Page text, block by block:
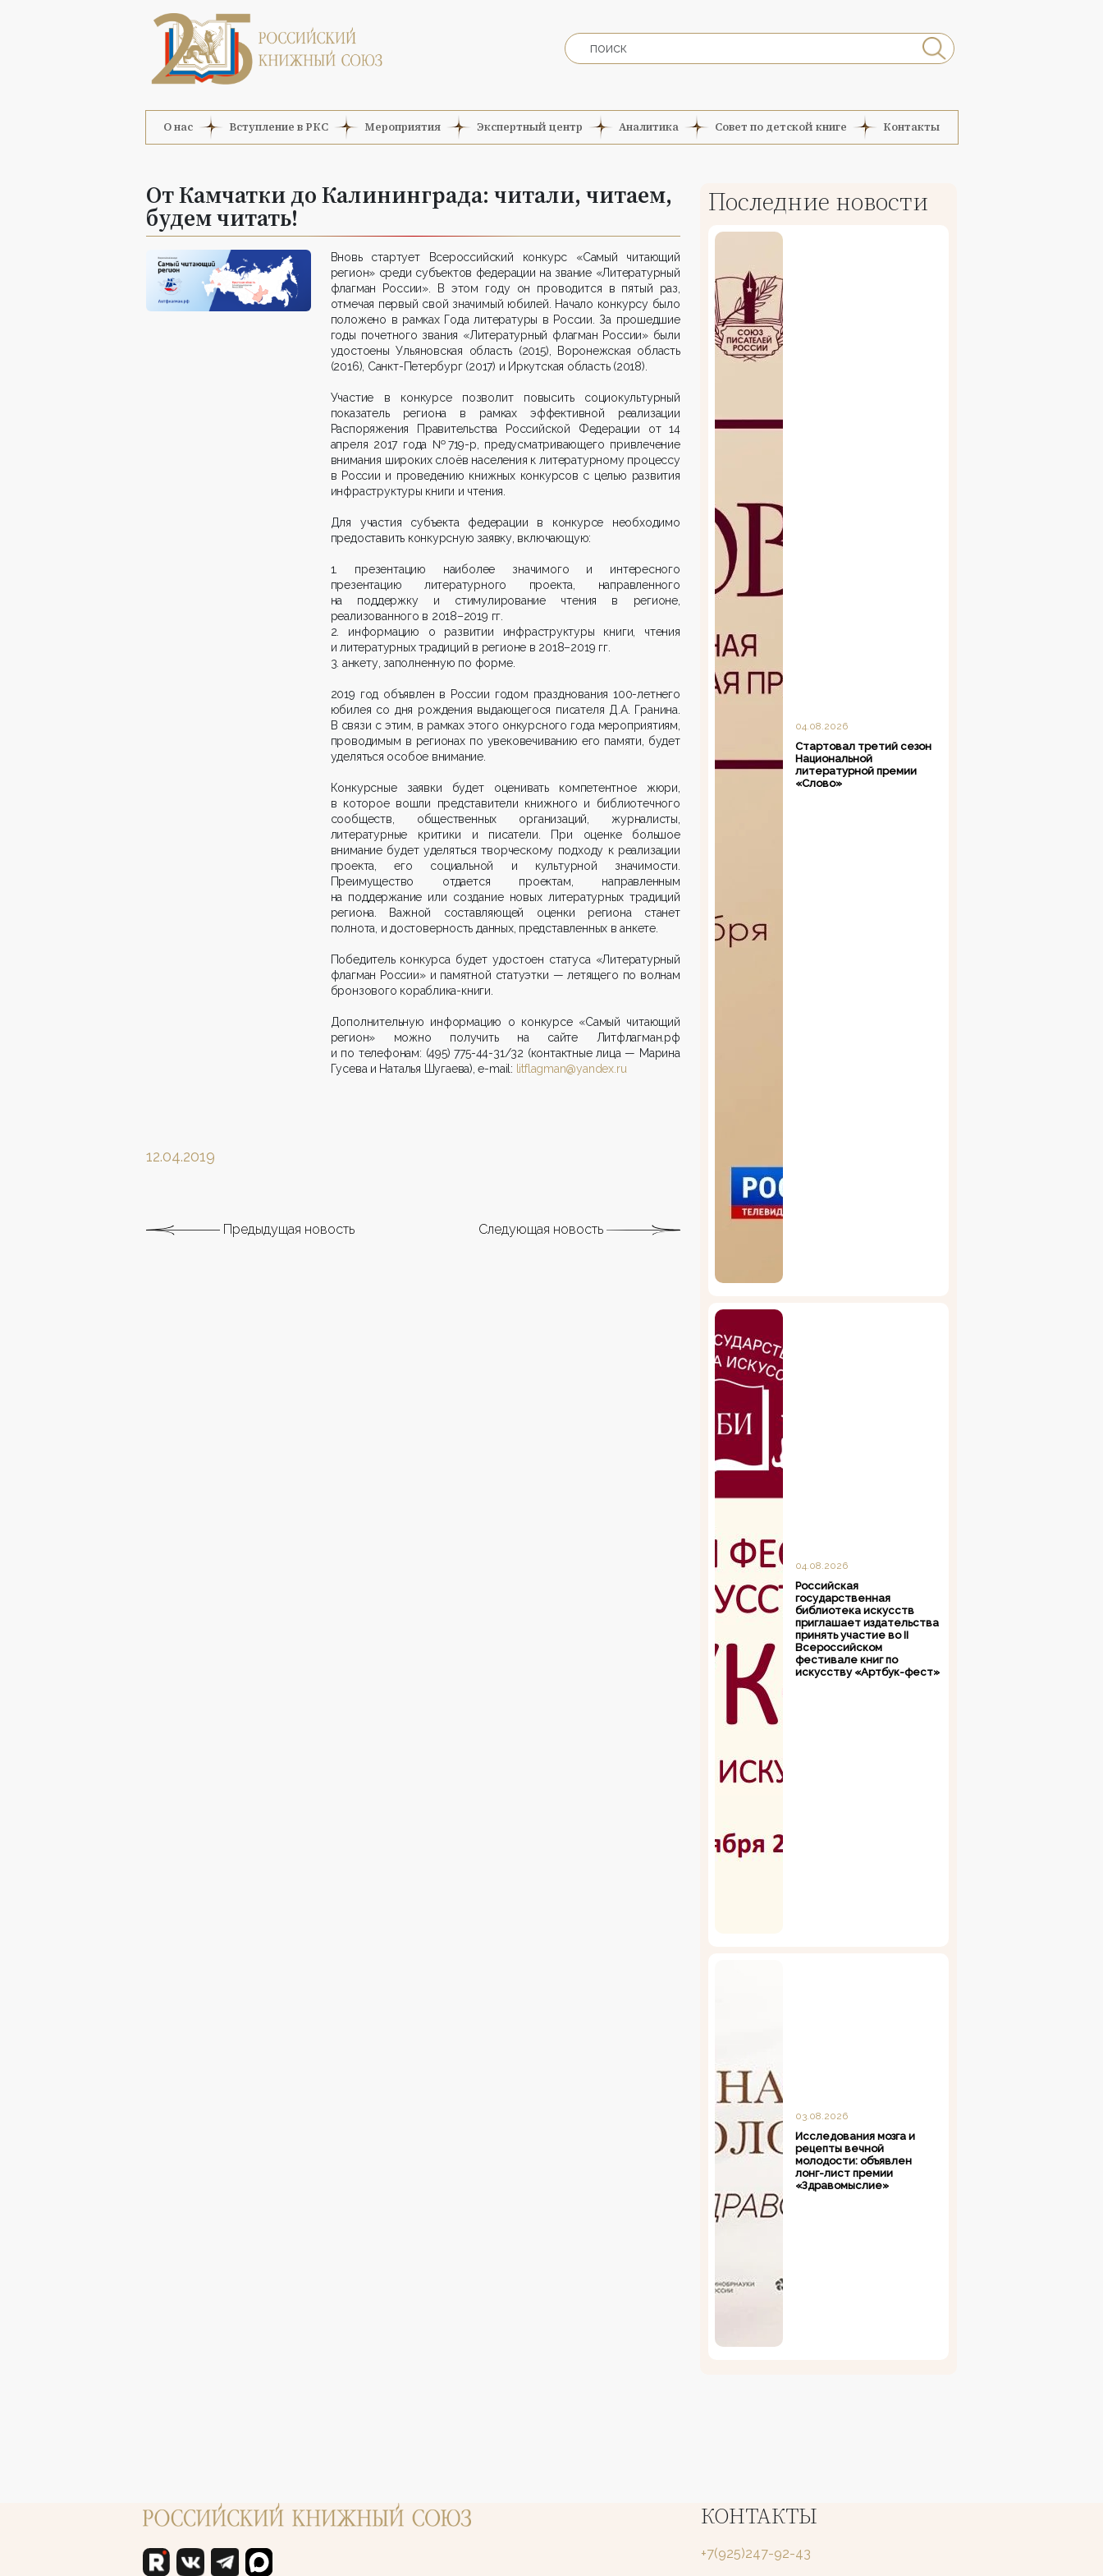
О нас Вступление в РКС Мероприятия Экспертный центр Аналитика Совет по детской книге Контакты
От Камчатки до Калининграда: читали, читаем,
будем читать!
Вновь стартует Всероссийский конкурс «Самый читающий
регион» среди субъектов федерации на звание «Литературный
флагман России». В этом году он проводится в пятый раз,
отмечая первый свой значимый юбилей. Начало конкурсу было
положено в рамках Года литературы в России. За прошедшие
годы почетного звания «Литературный флагман России» были
удостоены Ульяновская область (2015), Воронежская область
(2016), Санкт-Петербург (2017) и Иркутская область (2018).
Участие в конкурсе позволит повысить социокультурный
показатель региона в рамках эффективной реализации
Распоряжения Правительства Российской Федерации от 14
апреля 2017 года №719-р, предусматривающего привлечение
внимания широких слоёв населения к литературному процессу
в России и проведению книжных конкурсов с целью развития
инфраструктуры книги и чтения.
Для участия субъекта федерации в конкурсе необходимо
предоставить конкурсную заявку, включающую:
1. презентацию наиболее значимого и интересного
презентацию литературного проекта, направленного
на поддержку и стимулирование чтения в регионе,
реализованного в 2018–2019 гг.
2. информацию о развитии инфраструктуры книги, чтения
и литературных традиций в регионе в 2018–2019 гг.
3. анкету, заполненную по форме.
2019 год объявлен в России годом празднования 100-летнего
юбилея со дня рождения выдающегося писателя Д.А. Гранина.
В связи с этим, в рамках этого онкурсного года мероприятиям,
проводимым в регионах по увековечиванию его памяти, будет
уделяться особое внимание.
Конкурсные заявки будет оценивать компетентное жюри,
в которое вошли представители книжного и библиотечного
сообществ, общественных организаций, журналисты,
литературные критики и писатели. При оценке большое
внимание будет уделяться творческому подходу к реализации
проекта, его социальной и культурной значимости.
Преимущество отдается проектам, направленным
на поддержание или создание новых литературных традиций
региона. Важной составляющей оценки региона станет
полнота, и достоверность данных, представленных в анкете.
Победитель конкурса будет удостоен статуса «Литературный
флагман России» и памятной статуэтки — летящего по волнам
бронзового кораблика-книги.
Дополнительную информацию о конкурсе «Самый читающий
регион» можно получить на сайте Литфлагман.рф
и по телефонам: (495) 775-44-31/32 (контактные лица — Марина
Гусева и Наталья Шугаева), e-mail: litflagman@yandex.ru
12.04.2019
Предыдущая новость Следующая новость
Последние новости
04.08.2026
Стартовал третий сезон
Национальной
литературной премии
«Слово»
04.08.2026
Российская
государственная
библиотека искусств
приглашает издательства
принять участие во II
Всероссийском
фестивале книг по
искусству «Артбук-фест»
03.08.2026
Исследования мозга и
рецепты вечной
молодости: объявлен
лонг-лист премии
«Здравомыслие»
КОНТАКТЫ
+7(925)247-92-43